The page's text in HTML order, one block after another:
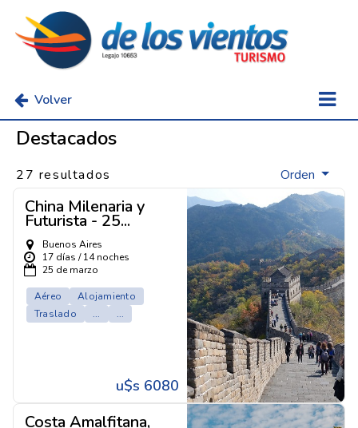
Volver
Destacados
27 resultados Orden
China Milenaria y
Futurista - 25...
Buenos Aires
17 días / 14 noches
25 de marzo
Aéreo
Alojamiento
Traslado
... ...
u$s 6080
Costa Amalfitana,